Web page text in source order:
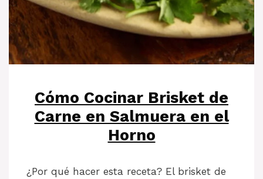
Cómo Cocinar Brisket de
Carne en Salmuera en el
Horno
¿Por qué hacer esta receta? El brisket de